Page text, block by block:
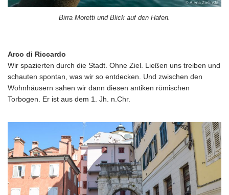
Birra Moretti und Blick auf den Hafen.
Arco di Riccardo
Wir spazierten durch die Stadt. Ohne Ziel. Ließen uns treiben und
schauten spontan, was wir so entdecken. Und zwischen den
Wohnhäusern sahen wir dann diesen antiken römischen
Torbogen. Er ist aus dem 1. Jh. n.Chr.